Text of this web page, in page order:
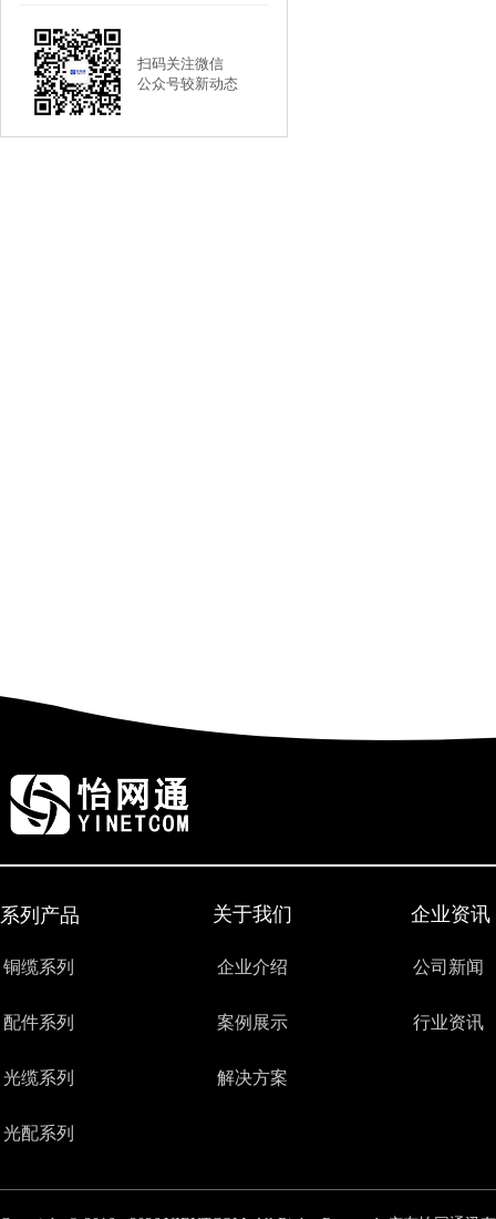
扫码关注微信
公众号较新动态
系列产品
铜缆系列
配件系列
光缆系列
光配系列
关于我们
企业介绍
案例展示
解决方案
企业资讯
公司新闻
行业资讯